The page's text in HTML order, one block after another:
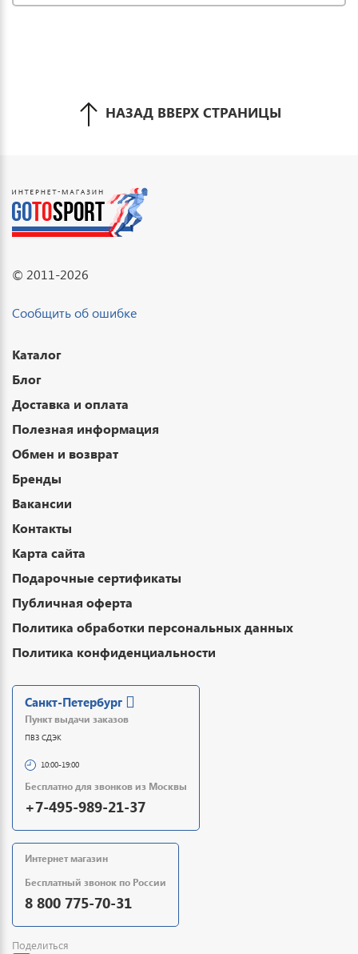
НАЗАД ВВЕРХ СТРАНИЦЫ
© 2011-2026
Сообщить об ошибке
Каталог
Блог
Доставка и оплата
Полезная информация
Обмен и возврат
Бренды
Вакансии
Контакты
Карта сайта
Подарочные сертификаты
Публичная оферта
Политика обработки персональных данных
Политика конфиденциальности
Санкт-Петербург
Пункт выдачи заказов
ПВЗ СДЭК
10:00-19:00
Бесплатно для звонков из Москвы
+7-495-989-21-37
Интернет магазин
Бесплатный звонок по России
8 800 775-70-31
Поделиться